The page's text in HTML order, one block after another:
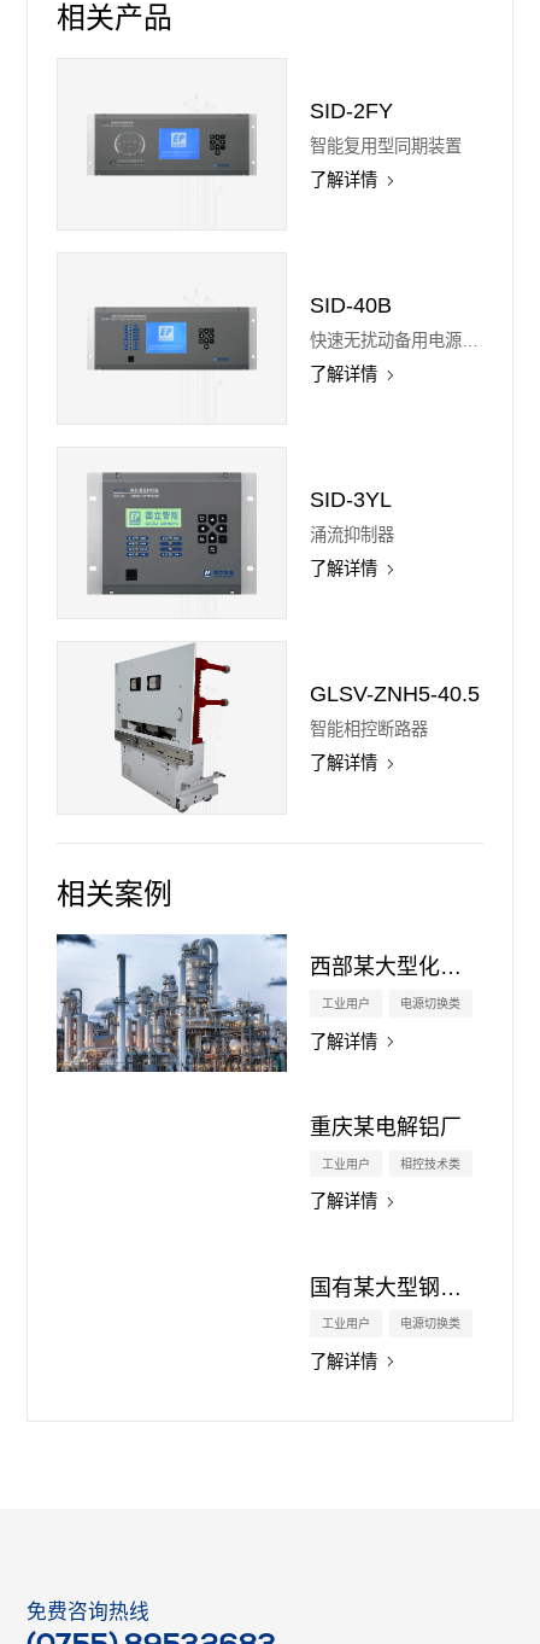
相关产品
SID-2FY
智能复用型同期装置
了解详情
SID-40B
了解详情
SID-3YL
涌流抑制器
了解详情
GLSV-ZNH5-40.5
智能相控断路器
了解详情
相关案例
西部某大型化工企业
工业用户 电源切换类
了解详情
重庆某电解铝厂
工业用户 相控技术类
了解详情
国有某大型钢铁企业
工业用户 电源切换类
了解详情
免费咨询热线